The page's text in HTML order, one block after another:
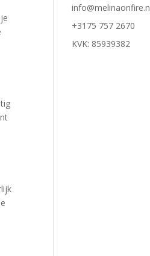
+3175 757 2670
KVK: 85939382